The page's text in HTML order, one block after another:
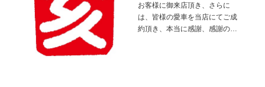
お客様に御来店頂き、さらに
は、皆様の愛車を当店にてご成
約頂き、本当に感謝、感謝の１